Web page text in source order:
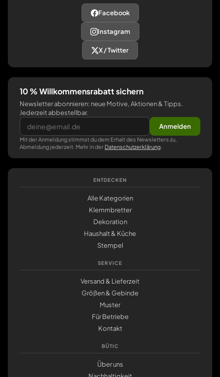
Facebook
Instagram
X / Twitter
10 % Willkommensrabatt sichern
Newsletter abonnieren: neue Motive, Aktionen & Tipps.
Jederzeit abbestellbar.
Anmelden
Mit der Anmeldung stimmst du dem Erhalt des Newsletters zu,
Abmeldung jederzeit. Mehr in der Datenschutzerklärung
ENTDECKEN
Alle Kategorien
Klemmbretter
Dekoration
Haushalt & Küche
Stempel
SERVICE
Versand & Lieferzeit
Größen & Gebinde
Muster
Für Betriebe
Kontakt
BÜTIC
Über uns